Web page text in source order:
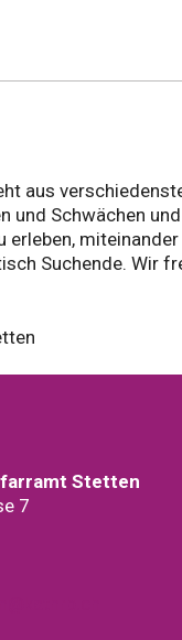
aus
und Schwächen
erleben,
Suchende. Wir
Stetten
7